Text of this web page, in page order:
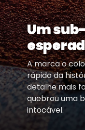
Um
A marca o
rápido da
detalhe mais
quebrou uma
intocável.